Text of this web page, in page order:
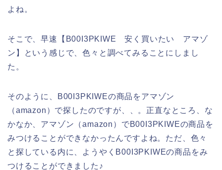
よね。
そこで、早速【B00I3PKIWE 安く買いたい アマゾ
ン】という感じで、色々と調べてみることにしまし
た。
そのように、B00I3PKIWEの商品をアマゾン
（amazon）で探したのですが、、。正直なところ、な
かなか、アマゾン（amazon）でB00I3PKIWEの商品を
みつけることができなかったんですよね。ただ、色々
と探している内に、ようやくB00I3PKIWEの商品をみ
つけることができました♪